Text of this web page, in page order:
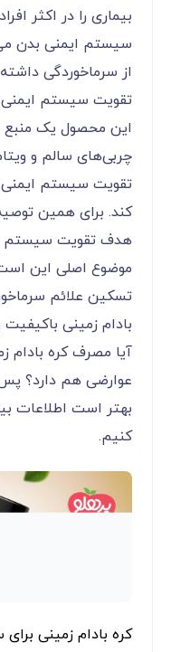
بیماری را در اکثر
سیستم ایمنی بدن
از سرماخوردگی
تقویت سیستم
این محصول یک منبع
چربی‌های سالم و
تقویت سیستم ایمنی
کند. برای همین
هدف تقویت سیستم
موضوع اصلی این است
تسکین علائم
بادام زمینی
آیا مصرف کره بادام
عوارضی هم دارد؟
بهتر است اطلاعات
کنیم.
کره بادام زمینی